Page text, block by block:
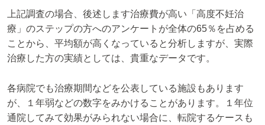
上記調査の場合、後述します治療費が高い「高度不妊治
療」のステップの方へのアンケートが全体の65％を占める
ことから、平均額が高くなっていると分析しますが、実際
治療した方の実績としては、貴重なデータです。
各病院でも治療期間などを公表している施設もあります
が、１年弱などの数字をみかけることがあります。１年位
通院してみて効果がみられない場合に、転院するケースも